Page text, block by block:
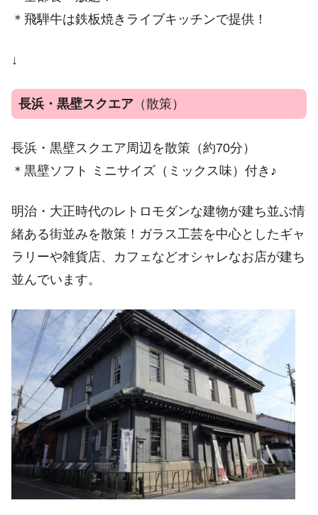
＊飛騨牛は鉄板焼きライブキッチンで提供！
↓
長浜・黒壁スクエア （散策）
長浜・黒壁スクエア周辺を散策（約70分）
＊黒壁ソフト ミニサイズ（ミックス味）付き♪
明治・大正時代のレトロモダンな建物が建ち並ぶ情
緒ある街並みを散策！ガラス工芸を中心としたギャ
ラリーや雑貨店、カフェなどオシャレなお店が建ち
並んでいます。